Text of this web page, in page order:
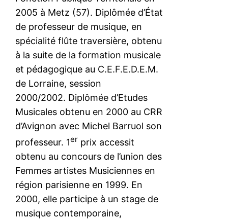
2005 à Metz (57). Diplômée d’État
de professeur de musique, en
spécialité flûte traversière, obtenu
à la suite de la formation musicale
et pédagogique au C.E.F.E.D.E.M.
de Lorraine, session
2000/2002. Diplômée d’Etudes
Musicales obtenu en 2000 au CRR
d’Avignon avec Michel Barruol son
professeur. 1er prix accessit
obtenu au concours de l’union des
Femmes artistes Musiciennes en
région parisienne en 1999. En
2000, elle participe à un stage de
musique contemporaine,